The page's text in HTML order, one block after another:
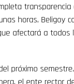
horas, Beligoy
afectará a todos
próximo semestre,